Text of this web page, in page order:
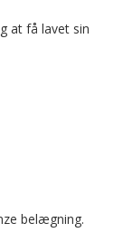
at få lavet sin
belægning.